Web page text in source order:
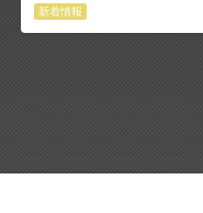
新着情報